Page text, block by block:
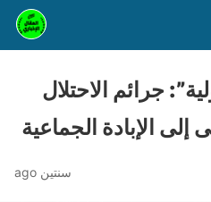
جرائم الاحتلال
الإبادة الجماعية
سنتين ago